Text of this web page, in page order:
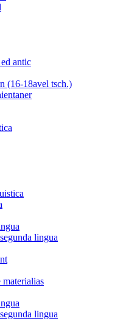
antic
(16-18avel tsch.)
lingua
lingua